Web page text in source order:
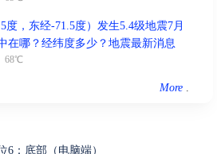
度，东经-71.5度）发生5.4级地震7月
在哪？经纬度多少？地震最新消息
68℃
More .
6：底部（电脑端）